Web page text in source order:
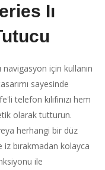
Iı
için kullanın
sayesinde
telefon kılıfınızı hem
olarak tutturun.
herhangi bir düz
bırakmadan kolayca
ile